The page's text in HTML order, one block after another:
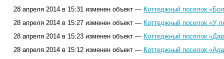
28 апреля 2014 в 15:31 изменен объект — Коттеджный поселок
28 апреля 2014 в 15:27 изменен объект — Коттеджный поселок «У
28 апреля 2014 в 15:23 изменен объект — Коттеджный поселок
28 апреля 2014 в 15:12 изменен объект — Коттеджный поселок